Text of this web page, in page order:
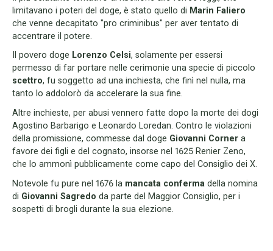
limitavano i poteri del doge, è stato quello di Marin Faliero
che venne decapitato "pro criminibus" per aver tentato di
accentrare il potere.
Il povero doge Lorenzo Celsi, solamente per essersi
permesso di far portare nelle cerimonie una specie di piccolo
scettro, fu soggetto ad una inchiesta, che finì nel nulla, ma
tanto lo addolorò da accelerare la sua fine.
Altre inchieste, per abusi vennero fatte dopo la morte dei dogi
Agostino Barbarigo e Leonardo Loredan. Contro le violazioni
della promissione, commesse dal doge Giovanni Corner a
favore dei figli e del cognato, insorse nel 1625 Renier Zeno,
che lo ammonì pubblicamente come capo del Consiglio dei X.
Notevole fu pure nel 1676 la mancata conferma della nomina
di Giovanni Sagredo da parte del Maggior Consiglio, per i
sospetti di brogli durante la sua elezione.